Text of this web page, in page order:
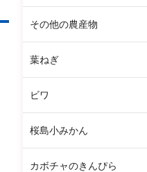
その他の農産物
葉ねぎ
ビワ
桜島小みかん
カボチャのきんぴら